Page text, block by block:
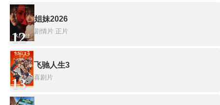
12
姐妹2026
剧情片 正片
13
飞驰人生3
喜剧片